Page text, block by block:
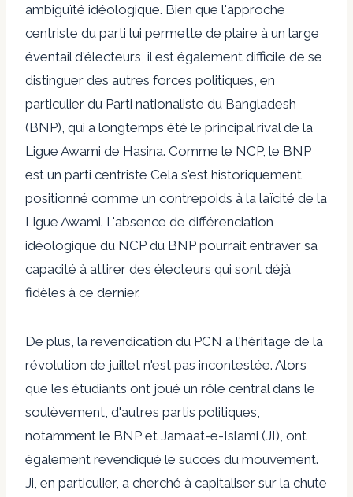
ambiguïté idéologique. Bien que l'approche
centriste du parti lui permette de plaire à un large
éventail d'électeurs, il est également difficile de se
distinguer des autres forces politiques, en
particulier du Parti nationaliste du Bangladesh
(BNP), qui a longtemps été le principal rival de la
Ligue Awami de Hasina. Comme le NCP, le BNP
est un parti centriste Cela s'est historiquement
positionné comme un contrepoids à la laïcité de la
Ligue Awami. L'absence de différenciation
idéologique du NCP du BNP pourrait entraver sa
capacité à attirer des électeurs qui sont déjà
fidèles à ce dernier.
De plus, la revendication du PCN à l'héritage de la
révolution de juillet n'est pas incontestée. Alors
que les étudiants ont joué un rôle central dans le
soulèvement, d'autres partis politiques,
notamment le BNP et Jamaat-e-Islami (JI), ont
également revendiqué le succès du mouvement.
Ji, en particulier, a cherché à capitaliser sur la chute